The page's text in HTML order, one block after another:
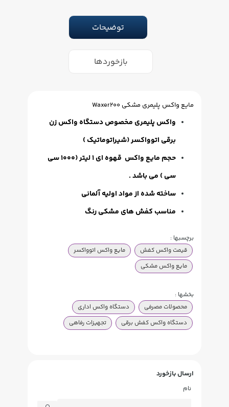
توضیحات
بازخوردها
مایع واکس پلیمری مشکی Waxer200
واکس پلیمری مخصوص دستگاه واکس زن
برقی اتوواکسر (شیراتوماتیک )
حجم مایع واکس قهوه ای 1 لیتر (1000 سی
سی ) می باشد .
ساخته شده از مواد اولیه آلمانی
مناسب کفش های مشکی رنگ
برچسبها :
قیمت واکس کفش
مایع واکس اتوواکسر
مایع واکس مشکی
بخشها :
محصولات مصرفی
دستگاه واکس اداری
دستگاه واکس کفش برقی
تجهیزات رفاهی
ارسال بازخورد
نام